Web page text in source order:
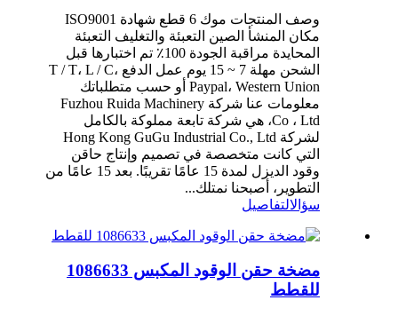
وصف المنتجات موك 6 قطع شهادة ISO9001
مكان المنشأ الصين التعبئة والتغليف التعبئة
المحايدة مراقبة الجودة 100٪ تم اختبارها قبل
الشحن مهلة 7 ~ 15 يوم عمل الدفع T / T، L / C،
Paypal، Western Union أو حسب متطلباتك
معلومات عنا شركة Fuzhou Ruida Machinery
Co ، Ltd، هي شركة تابعة مملوكة بالكامل
لشركة Hong Kong GuGu Industrial Co., Ltd
التي كانت متخصصة في تصميم وإنتاج حاقن
وقود الديزل لمدة 15 عامًا تقريبًا. بعد 15 عامًا من
التطوير، أصبحنا نمتلك...
سؤالالتفاصيل
مضخة حقن الوقود المكبس 1086633
للقطط